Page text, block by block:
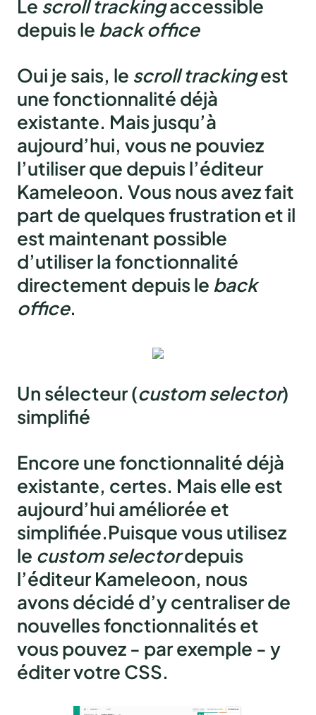
Le scroll trackingaccessible
depuis le back office
Oui je sais, le scroll trackingest
une fonctionnalité déjà
existante. Mais jusqu’à
aujourd’hui, vous ne pouviez
l’utiliser que depuis l’éditeur
Kameleoon. Vous nous avez fait
part de quelques frustration et il
est maintenant possible
d’utiliser la fonctionnalité
directement depuis le back
office.
Un sélecteur (custom selector)
simplifié
Encore une fonctionnalité déjà
existante, certes. Mais elle est
aujourd’hui améliorée et
simplifiée.Puisque vous utilisez
le custom selectordepuis
l’éditeur Kameleoon, nous
avons décidé d’y centraliser de
nouvelles fonctionnalités et
vous pouvez - par exemple - y
éditer votre CSS.